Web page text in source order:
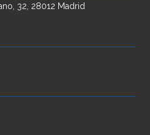
32, 28012 Madrid